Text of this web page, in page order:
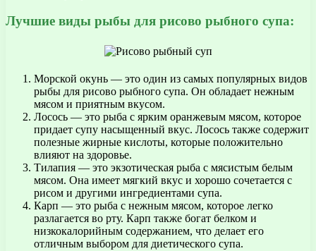
Лучшие виды рыбы для рисово рыбного супа:
Морской окунь — это один из самых популярных видов
рыбы для рисово рыбного супа. Он обладает нежным
мясом и приятным вкусом.
Лосось — это рыба с ярким оранжевым мясом, которое
придает супу насыщенный вкус. Лосось также содержит
полезные жирные кислоты, которые положительно
влияют на здоровье.
Тилапия — это экзотическая рыба с мясистым белым
мясом. Она имеет мягкий вкус и хорошо сочетается с
рисом и другими ингредиентами супа.
Карп — это рыба с нежным мясом, которое легко
разлагается во рту. Карп также богат белком и
низкокалорийным содержанием, что делает его
отличным выбором для диетического супа.